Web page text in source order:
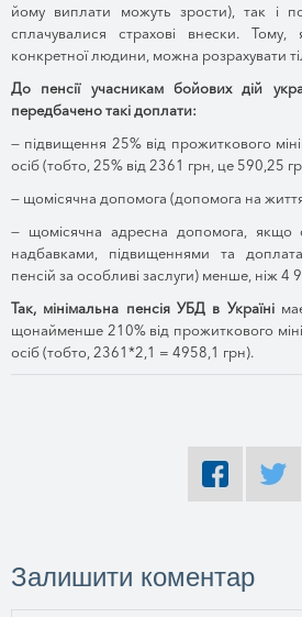
йому виплати можуть зрости), так і
сплачувалися страхові внески.
конкретної людини, можна розрахувати
До пенсії учасникам бойових дій
передбачено такі доплати:
— підвищення 25% від прожиткового
осіб (тобто, 25% від 2361 грн, це 590,25
— щомісячна допомога (допомога на
— щомісячна адресна допомога, якщо
надбавками, підвищеннями та
пенсій за особливі заслуги) менше, ніж 4
Так, мінімальна пенсія УБД в Україні
щонайменше 210% від прожиткового
осіб (тобто, 2361*2,1 = 4958,1 грн).
Залишити коментар